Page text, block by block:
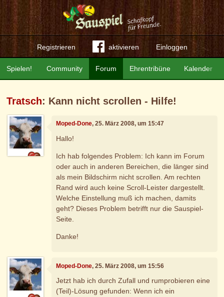
Registrieren aktivieren Einloggen
Community Forum Ehrentribüne Kalender
Spielen!
Tratsch: Kann nicht scrollen - Hilfe!
Moped-Done, 25. März 2008, um 15:47
Hallo!
Ich hab folgendes Problem: Ich kann im Forum
oder auch in anderen Bereichen, die länger sind
als mein Bildschirm nicht scrollen. Am rechten
Rand wird auch keine Scroll-Leister dargestellt.
Welche Einstellung muß ich machen, damits
geht? Dieses Problem betrifft nur die Sauspiel-
Seite.
Danke!
Moped-Done, 25. März 2008, um 15:56
Jetzt hab ich durch Zufall und rumprobieren eine
(Teil)-Lösung gefunden: Wenn ich ein